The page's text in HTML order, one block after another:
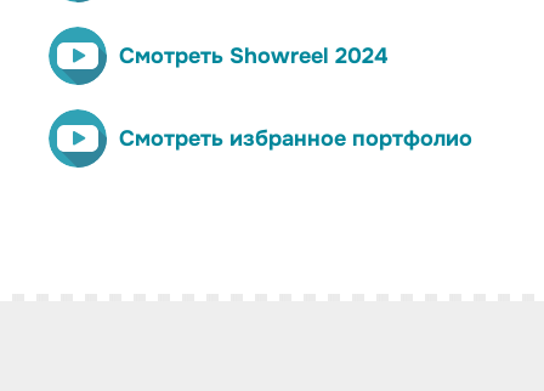
Смотреть Showreel 2024
Смотреть избранное портфолио